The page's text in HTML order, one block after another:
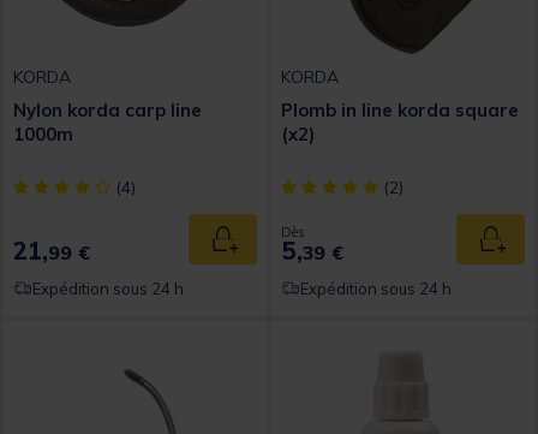
KORDA
Nylon korda carp line
1000m
[object Object] out of 5 Customer Rating
(4)
21,99 € Ajouter au panier
Expédition sous 24 h
KORDA
Plomb in line korda square
(x2)
[object Object] out of 5
(2)
Dès
5,39 €
Expédition sous 24 h